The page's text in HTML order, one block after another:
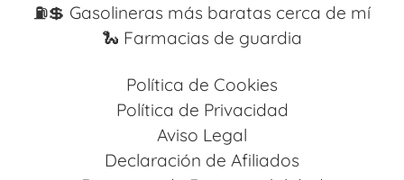
⛽️💲 Gasolineras más baratas cerca de mí
🐍 Farmacias de guardia
Política de Cookies
Política de Privacidad
Aviso Legal
Declaración de Afiliados